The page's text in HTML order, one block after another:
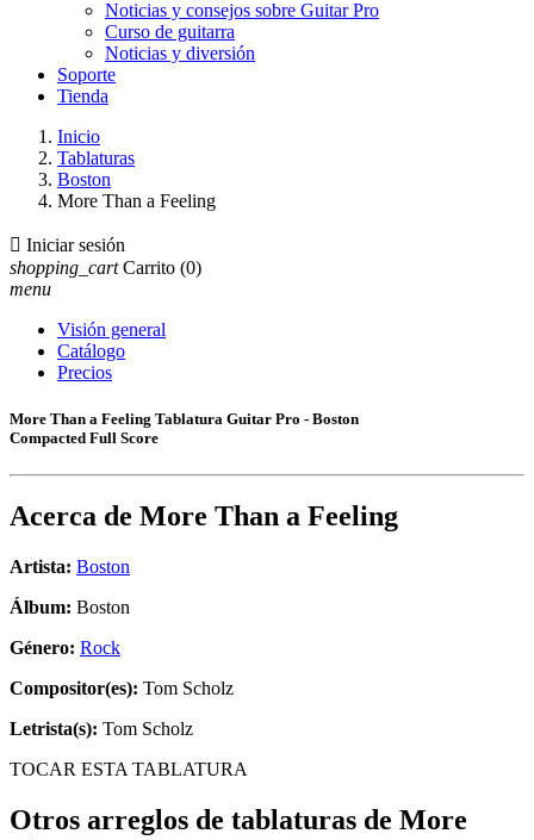
Noticias y consejos sobre Guitar Pro
Curso de guitarra
Noticias y diversión
Soporte
Tienda
Inicio
Tablaturas
Boston
More Than a Feeling
 Iniciar sesión
shopping_cart Carrito (0)
menu
Visión general
Catálogo
Precios
More Than a Feeling Tablatura Guitar Pro - Boston
Compacted Full Score
Acerca de More Than a Feeling
Artista: Boston
Álbum: Boston
Género: Rock
Compositor(es): Tom Scholz
Letrista(s): Tom Scholz
TOCAR ESTA TABLATURA
Otros arreglos de tablaturas de More